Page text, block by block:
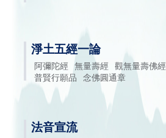
淨土五經一論
阿彌陀經 無量壽經
觀無量壽佛經
普賢行願品
念佛圓通章
法音宣流